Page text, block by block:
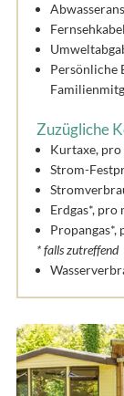
Persönliche
Zuzügliche
Kurtaxe,
Strom-
Erdgas*, pro
Propangas*,
* falls zutreffend